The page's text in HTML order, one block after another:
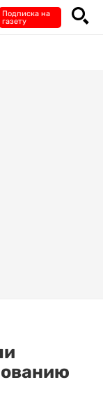
Подписка на
газету